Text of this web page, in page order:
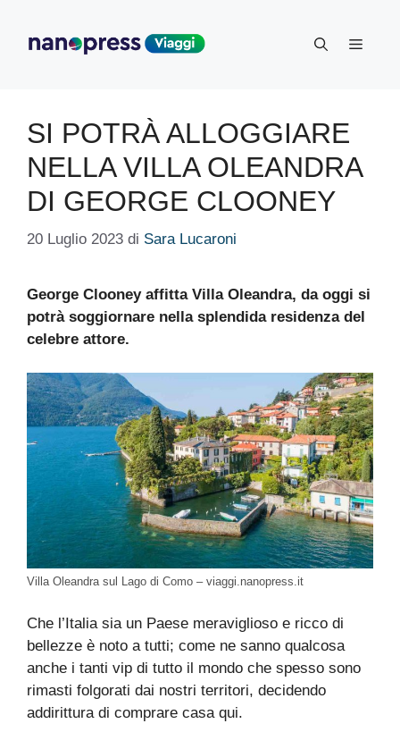
contenuto
Menu
SI POTRÀ ALLOGGIARE
NELLA VILLA OLEANDRA
DI GEORGE CLOONEY
20 Luglio 2023 di Sara Lucaroni
George Clooney affitta Villa Oleandra, da oggi si
potrà soggiornare nella splendida residenza del
celebre attore.
Villa Oleandra sul Lago di Como – viaggi.nanopress.it
Che l’Italia sia un Paese meraviglioso e ricco di
bellezze è noto a tutti; come ne sanno qualcosa
anche i tanti vip di tutto il mondo che spesso sono
rimasti folgorati dai nostri territori, decidendo
addirittura di comprare casa qui.